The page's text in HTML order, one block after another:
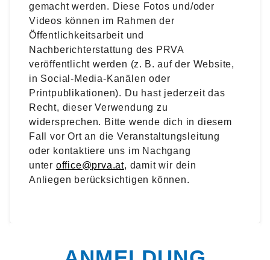
gemacht werden. Diese Fotos und/oder
Videos können im Rahmen der
Öffentlichkeitsarbeit und
Nachberichterstattung des PRVA
veröffentlicht werden (z. B. auf der Website,
in Social-Media-Kanälen oder
Printpublikationen). Du hast jederzeit das
Recht, dieser Verwendung zu
widersprechen. Bitte wende dich in diesem
Fall vor Ort an die Veranstaltungsleitung
oder kontaktiere uns im Nachgang
unter office@prva.at, damit wir dein
Anliegen berücksichtigen können.